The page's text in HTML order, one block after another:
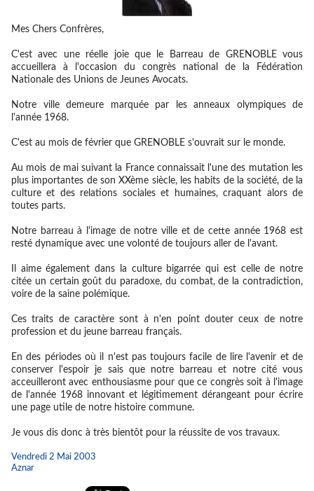
Mes Chers Confrères,
C'est avec une réelle joie que le Barreau de GRENOBLE vous
accueillera à l'occasion du congrès national de la Fédération
Nationale des Unions de Jeunes Avocats.
Notre ville demeure marquée par les anneaux olympiques de
l'année 1968.
C'est au mois de février que GRENOBLE s'ouvrait sur le monde.
Au mois de mai suivant la France connaissait l'une des mutation les
plus importantes de son XXème siècle, les habits de la société, de la
culture et des relations sociales et humaines, craquant alors de
toutes parts.
Notre barreau à l'image de notre ville et de cette année 1968 est
resté dynamique avec une volonté de toujours aller de l'avant.
Il aime également dans la culture bigarrée qui est celle de notre
citée un certain goût du paradoxe, du combat, de la contradiction,
voire de la saine polémique.
Ces traits de caractère sont à n'en point douter ceux de notre
profession et du jeune barreau français.
En des périodes où il n'est pas toujours facile de lire l'avenir et de
conserver l'espoir je sais que notre barreau et notre cité vous
acceuilleront avec enthousiasme pour que ce congrès soit à l'image
de l'année 1968 innovant et légitimement dérangeant pour écrire
une page utile de notre histoire commune.
Je vous dis donc à très bientôt pour la réussite de vos travaux.
Vendredi 2 Mai 2003
Aznar